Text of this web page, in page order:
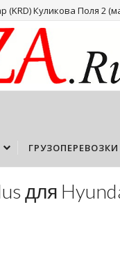
(KRD) Куликова Поля 2
ГРУЗОПЕРЕВОЗКИ
для